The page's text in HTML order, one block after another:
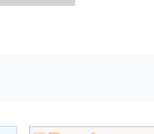
の個人情報利用することはありません．
アクセス管理，持ち出し手段の制限，